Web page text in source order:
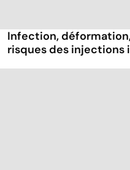
Infection,
risques des injections